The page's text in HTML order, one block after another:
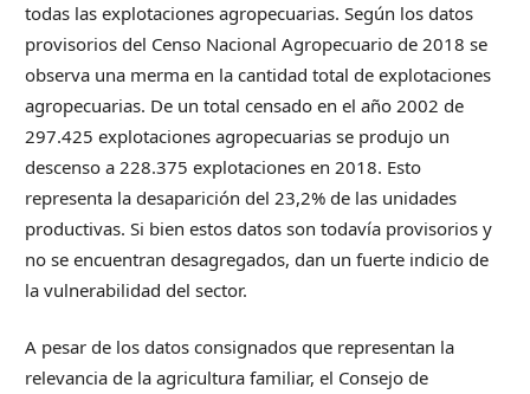
todas las explotaciones agropecuarias. Según los datos
provisorios del Censo Nacional Agropecuario de 2018 se
observa una merma en la cantidad total de explotaciones
agropecuarias. De un total censado en el año 2002 de
297.425 explotaciones agropecuarias se produjo un
descenso a 228.375 explotaciones en 2018. Esto
representa la desaparición del 23,2% de las unidades
productivas. Si bien estos datos son todavía provisorios y
no se encuentran desagregados, dan un fuerte indicio de
la vulnerabilidad del sector.
A pesar de los datos consignados que representan la
relevancia de la agricultura familiar, el Consejo de